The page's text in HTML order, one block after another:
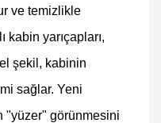
ve temizlikle
kabin yarıçapları,
şekil, kabinin
sağlar. Yeni
"yüzer" görünmesini